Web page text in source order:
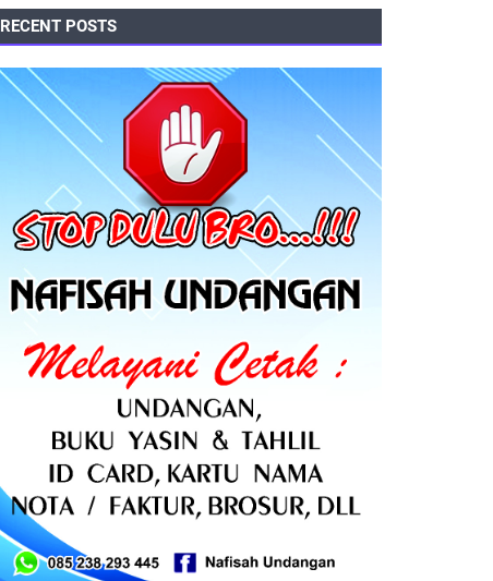
RECENT POSTS